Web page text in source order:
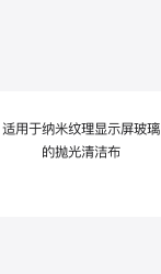
适用于纳米纹理显示屏玻璃
的抛光清洁布